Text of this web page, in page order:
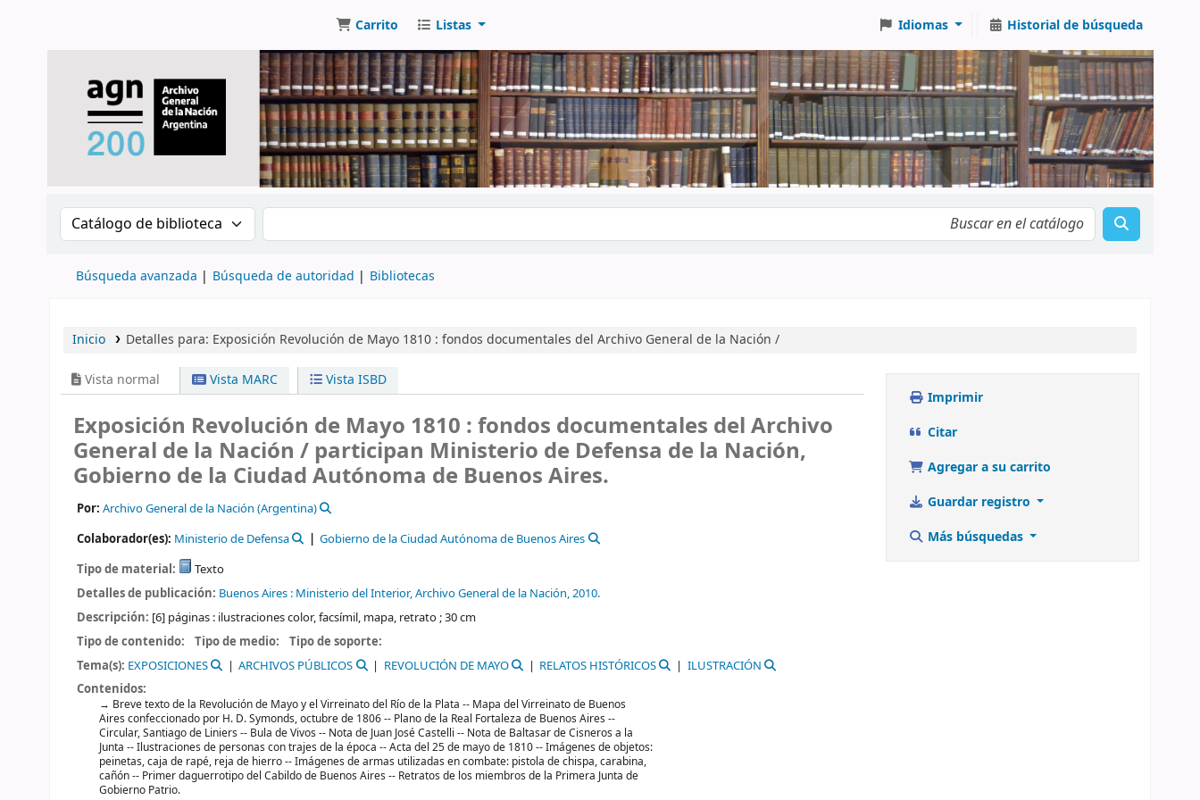
Carrito Listas Idiomas Historial de búsqueda
Buscar en el catálogo por: Buscar en el catálogo
Búsqueda avanzada Búsqueda de autoridad Bibliotecas
Inicio Detalles para: Exposición Revolución de Mayo 1810 : fondos documentales del Archivo General de la Nación /
Vista normal Vista MARC Vista ISBD
Exposición Revolución de Mayo 1810 : fondos documentales del Archivo
General de la Nación / participan Ministerio de Defensa de la Nación,
Gobierno de la Ciudad Autónoma de Buenos Aires.
Por: Archivo General de la Nación (Argentina)
Colaborador(es): Ministerio de Defensa
Gobierno de la Ciudad Autónoma de Buenos Aires
Tipo de material:
Texto
Detalles de publicación: Buenos Aires : Ministerio del Interior,Archivo General de la Nación,2010.
Descripción: [6] páginas : ilustraciones color, facsímil, mapa, retrato ; 30 cm
Tipo de contenido:
Tipo de medio:
Tipo de soporte:
Tema(s): EXPOSICIONES ARCHIVOS PÚBLICOS REVOLUCIÓN DE MAYO RELATOS HISTÓRICOS
ILUSTRACIÓN
Contenidos:
Breve texto de la Revolución de Mayo y el Virreinato del Río de la Plata -- Mapa del Virreinato de Buenos
Aires confeccionado por H. D. Symonds, octubre de 1806 -- Plano de la Real Fortaleza de Buenos Aires --
Circular, Santiago de Liniers -- Bula de Vivos -- Nota de Juan José Castelli -- Nota de Baltasar de Cisneros a la
Junta -- Ilustraciones de personas con trajes de la época -- Acta del 25 de mayo de 1810 -- Imágenes de objetos:
peinetas, caja de rapé, reja de hierro -- Imágenes de armas utilizadas en combate: pistola de chispa, carabina,
cañón -- Primer daguerrotipo del Cabildo de Buenos Aires -- Retratos de los miembros de la Primera Junta de
Gobierno Patrio.
Imprimir
Citar
Agregar a su carrito
Guardar registro
Más búsquedas